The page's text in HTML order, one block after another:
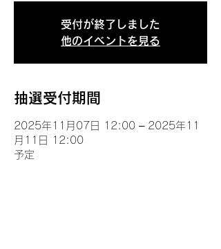
受付が終了しました
他のイベントを見る
抽選受付期間
2025年11月07日 12:00 – 2025年11
月11日 12:00
予定